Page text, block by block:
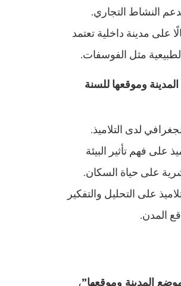
النشاط التجاري.
على مدينة داخلية تعتمد
مثل الفوسفات.
وموقعها للسنة
لدى التلاميذ.
على فهم تأثير البيئة
على حياة السكان.
على التحليل والتفكير
المدن.
المدينة وموقعها”،